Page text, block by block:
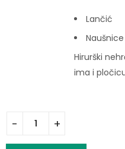
Lančić
Naušnice
Hirurški
ima i